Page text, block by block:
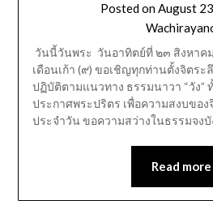
Posted onAugust
วันนี้วันพระ วันอาทิตย์ที่ ๒๓ สิงหาค
เดือนเก้า (๙) ขอเชิญทุกท่านตั้งจิตระ
ปฏิบัติตามแนวทาง ธรรมนาวา “วัง”
ประกาศพระปริตร เพื่อความสงบขอ
ประจำวัน ขอความสว่างในธรรมจงบั
Read more